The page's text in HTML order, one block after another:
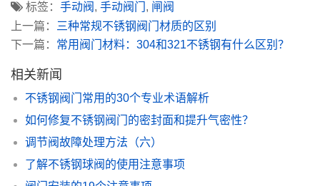
标签： 手动阀 , 手动阀门 , 闸阀
上一篇：
三种常规不锈钢阀门材质的区别
下一篇： 常用阀门材料：304和321不锈钢有什么区别？
相关新闻
不锈钢阀门常用的30个专业术语解析
如何修复不锈钢阀门的密封面和提升气密性？
调节阀故障处理方法（六）
了解不锈钢球阀的使用注意事项